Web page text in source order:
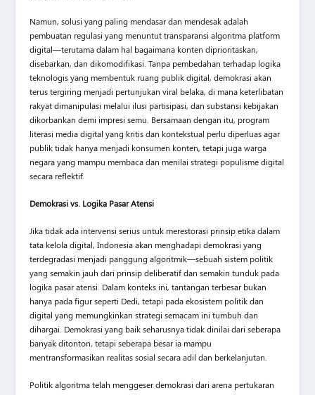
Namun, solusi yang paling mendasar dan mendesak adalah
pembuatan regulasi yang menuntut transparansi algoritma platform
digital—terutama dalam hal bagaimana konten diprioritaskan,
disebarkan, dan dikomodifikasi. Tanpa pembedahan terhadap logika
teknologis yang membentuk ruang publik digital, demokrasi akan
terus tergiring menjadi pertunjukan viral belaka, di mana keterlibatan
rakyat dimanipulasi melalui ilusi partisipasi, dan substansi kebijakan
dikorbankan demi impresi semu. Bersamaan dengan itu, program
literasi media digital yang kritis dan kontekstual perlu diperluas agar
publik tidak hanya menjadi konsumen konten, tetapi juga warga
negara yang mampu membaca dan menilai strategi populisme digital
secara reflektif.
Demokrasi vs. Logika Pasar Atensi
Jika tidak ada intervensi serius untuk merestorasi prinsip etika dalam
tata kelola digital, Indonesia akan menghadapi demokrasi yang
terdegradasi menjadi panggung algoritmik—sebuah sistem politik
yang semakin jauh dari prinsip deliberatif dan semakin tunduk pada
logika pasar atensi. Dalam konteks ini, tantangan terbesar bukan
hanya pada figur seperti Dedi, tetapi pada ekosistem politik dan
digital yang memungkinkan strategi semacam ini tumbuh dan
dihargai. Demokrasi yang baik seharusnya tidak dinilai dari seberapa
banyak ditonton, tetapi seberapa besar ia mampu
mentransformasikan realitas sosial secara adil dan berkelanjutan.
Politik algoritma telah menggeser demokrasi dari arena pertukaran